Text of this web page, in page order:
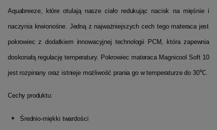
Aquabreeze, któreotulają nasze ciało redukując nacisk na mięśnie i
naczynia krwionośne. Jedną z najważniejszych cech tego materaca jest
pokrowiec z dodatkiem innowacyjnej technologii PCM, która zapewnia
doskonałą regulację temperatury. Pokrowiec materaca Magnicool Soft 10
jest rozpinany oraz istnieje możliwość prania go w temperaturze do 30℃.
Cechy produktu:
Średnio-miękki twardości